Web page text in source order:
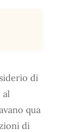
di
al
qua
di